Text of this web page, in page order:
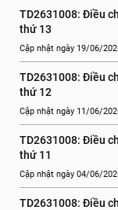
TD2631008: Điều
thứ 13
Cập nhật ngày 19/06/
TD2631008: Điều
thứ 12
Cập nhật ngày 11/06/
TD2631008: Điều
thứ 11
Cập nhật ngày 04/06/
TD2631008: Điều